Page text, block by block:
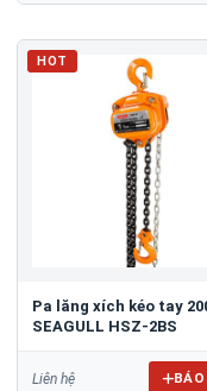
HOT
Pa lăng xích kéo tay
SEAGULL HSZ-2BS
Liên hệ BÁO